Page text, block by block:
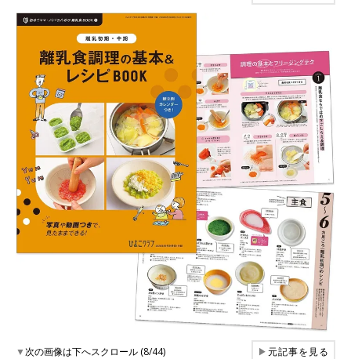
▼次の画像は下へスクロール (8/44) ▶元記事を見る